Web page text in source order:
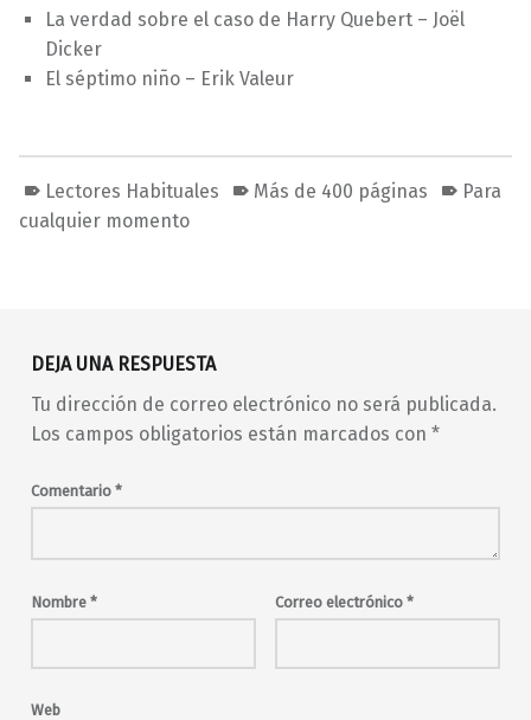
La verdad sobre el caso de Harry Quebert – Joël
Dicker
El séptimo niño – Erik Valeur
Lectores Habituales Más de 400 páginas
Para
cualquier momento
DEJA UNA RESPUESTA
Tu dirección de correo electrónico no será publicada.
Los campos obligatorios están marcados con *
Comentario *
Nombre * Correo electrónico *
Web